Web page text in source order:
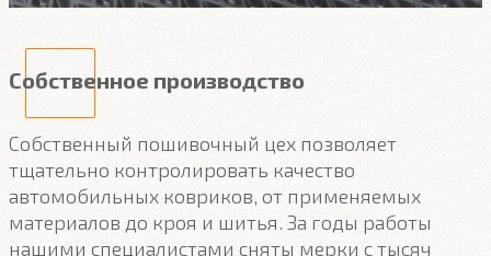
Собственное производство
Собственный пошивочный цех позволяет
тщательно контролировать качество
автомобильных ковриков, от применяемых
материалов до кроя и шитья. За годы работы
нашими специалистами сняты мерки с тысяч